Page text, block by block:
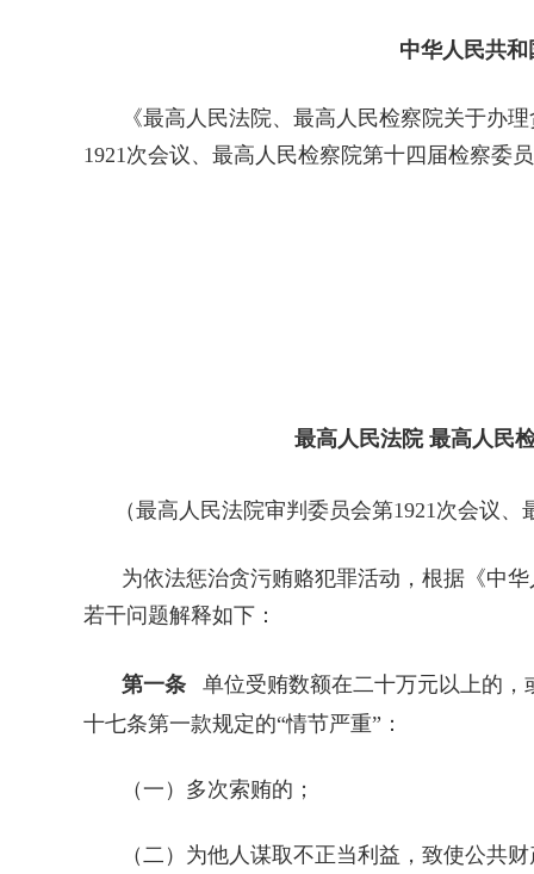
中华人民共
《最高人民法院、最高人民检察院关于办
1921次会议、最高人民检察院第十四届检察委
最高人民法院 最高人民
（最高人民法院审判委员会第1921次会议
为依法惩治贪污贿赂犯罪活动，根据《中
若干问题解释如下：
第一条 单位受贿数额在二十万元以上的
十七条第一款规定的“情节严重”：
（一）多次索贿的；
（二）为他人谋取不正当利益，致使公共